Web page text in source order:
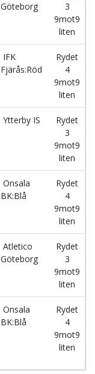
Göteborg
3
9mot9
liten
IFK
Fjärås:Röd
Rydet
4
9mot9
liten
Ytterby IS
Rydet
3
9mot9
liten
Onsala
BK:Blå
Rydet
4
9mot9
liten
Atletico
Göteborg
Rydet
3
9mot9
liten
Onsala
BK:Blå
Rydet
4
9mot9
liten